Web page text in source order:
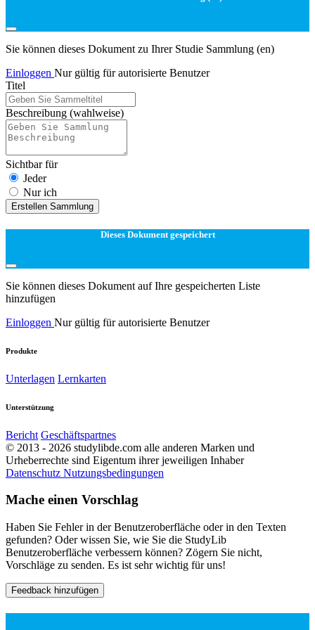
Sie können dieses Dokument zu Ihrer Studie Sammlung (en)
Einloggen Nur gültig für autorisierte Benutzer
Titel
Beschreibung (wahlweise)
Sichtbar für
Jeder
Nur ich
Erstellen Sammlung
Dieses Dokument gespeichert
Sie können dieses Dokument auf Ihre gespeicherten Liste
hinzufügen
Einloggen Nur gültig für autorisierte Benutzer
Produkte
Unterlagen Lernkarten
Unterstützung
Bericht Geschäftspartnes
© 2013 - 2026 studylibde.com alle anderen Marken und
Urheberrechte sind Eigentum ihrer jeweiligen Inhaber
Datenschutz Nutzungsbedingungen
Mache einen Vorschlag
Haben Sie Fehler in der Benutzeroberfläche oder in den Texten
gefunden? Oder wissen Sie, wie Sie die StudyLib
Benutzeroberfläche verbessern können? Zögern Sie nicht,
Vorschläge zu senden. Es ist sehr wichtig für uns!
Feedback hinzufügen